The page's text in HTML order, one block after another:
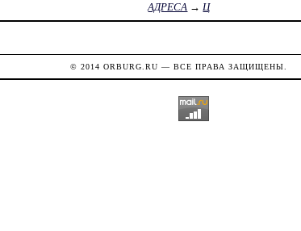
АДРЕСА →Ц
© 2014ORBURG.RU — ВСЕ ПРАВА ЗАЩИЩЕНЫ.